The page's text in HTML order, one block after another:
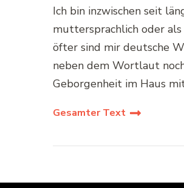
Ich bin inzwischen seit
muttersprachlich oder
öfter sind mir deutsche
neben dem Wortlaut
Geborgenheit im Haus
Gesamter Text